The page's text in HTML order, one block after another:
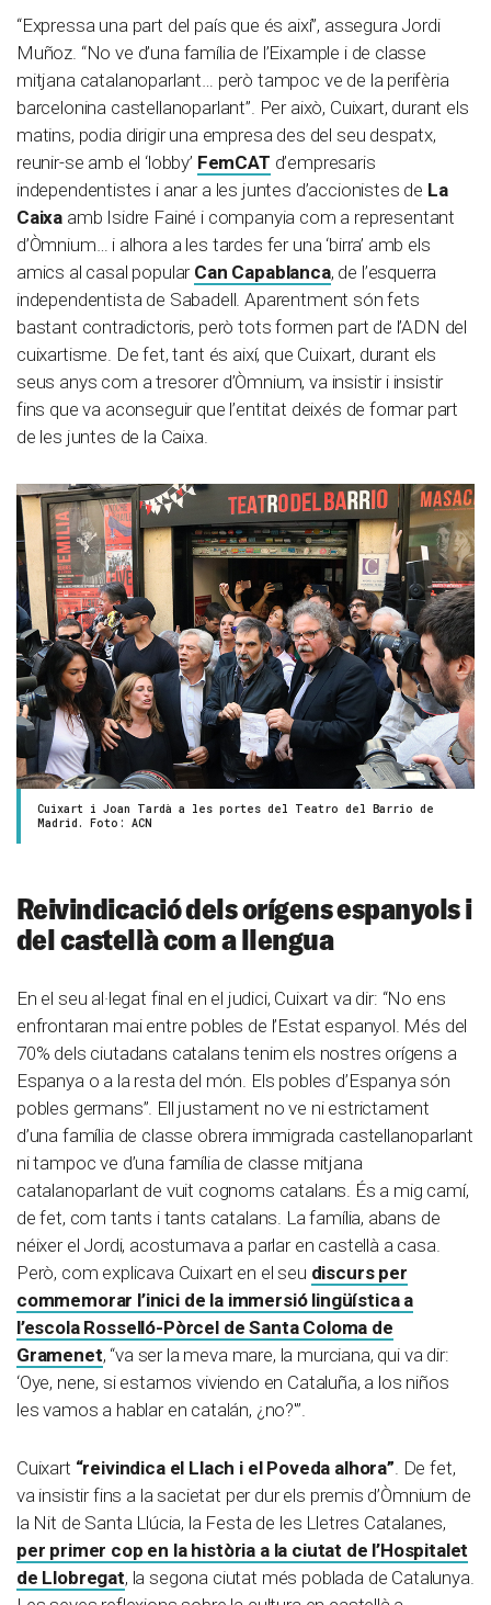
“Expressa una part del país que és així”, assegura Jordi
Muñoz. “No ve d’una família de l’Eixample i de classe
mitjana catalanoparlant… però tampoc ve de la perifèria
barcelonina castellanoparlant”. Per això, Cuixart, durant els
matins, podia dirigir una empresa des del seu despatx,
reunir-se amb el ‘lobby’ FemCAT d’empresaris
independentistes i anar a les juntes d’accionistes de La
Caixa amb Isidre Fainé i companyia com a representant
d’Òmnium… i alhora a les tardes fer una ‘birra’ amb els
amics al casal popular Can Capablanca, de l’esquerra
independentista de Sabadell. Aparentment són fets
bastant contradictoris, però tots formen part de l’ADN del
cuixartisme. De fet, tant és així, que Cuixart, durant els
seus anys com a tresorer d’Òmnium, va insistir i insistir
fins que va aconseguir que l’entitat deixés de formar part
de les juntes de la Caixa.
Cuixart i Joan Tardà a les portes del Teatro del Barrio de
Madrid. Foto: ACN
Reivindicació dels orígens espanyols i
del castellà com a llengua
En el seu al·legat final en el judici, Cuixart va dir: “No ens
enfrontaran mai entre pobles de l’Estat espanyol. Més del
70% dels ciutadans catalans tenim els nostres orígens a
Espanya o a la resta del món. Els pobles d’Espanya són
pobles germans”. Ell justament no ve ni estrictament
d’una família de classe obrera immigrada castellanoparlant
ni tampoc ve d’una família de classe mitjana
catalanoparlant de vuit cognoms catalans. És a mig camí,
de fet, com tants i tants catalans. La família, abans de
néixer el Jordi, acostumava a parlar en castellà a casa.
Però, com explicava Cuixart en el seu discurs per
commemorar l’inici de la immersió lingüística a
l’escola Rosselló-Pòrcel de Santa Coloma de
Gramenet, “va ser la meva mare, la murciana, qui va dir:
‘Oye, nene, si estamos viviendo en Cataluña, a los niños
les vamos a hablar en catalán, ¿no?'”.
Cuixart “reivindica el Llach i el Poveda alhora”. De fet,
va insistir fins a la sacietat per dur els premis d’Òmnium de
la Nit de Santa Llúcia, la Festa de les Lletres Catalanes,
per primer cop en la història a la ciutat de l’Hospitalet
de Llobregat, la segona ciutat més poblada de Catalunya.